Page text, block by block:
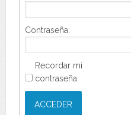
Contraseña:
Recordar mi
contraseña
ACCEDER